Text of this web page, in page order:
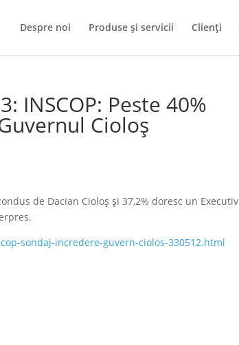
Despre noi Produse și servicii Clienți
INSCOP: Peste 40%
Cioloş
de Dacian Cioloș și 37,2% doresc un Executiv
sondaj-incredere-guvern-ciolos-330512.html